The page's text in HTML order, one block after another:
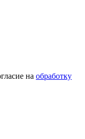
на обработку